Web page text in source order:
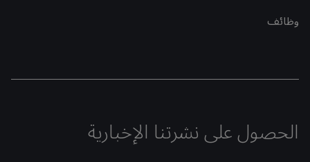
وظائف
الحصول على نشرتنا الإخبارية